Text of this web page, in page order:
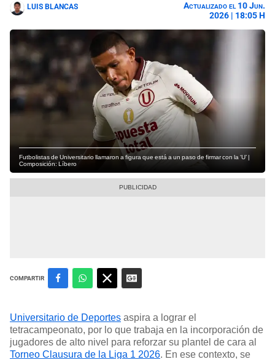
LUIS BLANCAS
Actualizado el 10 Jun.
2026 | 18:05 H
Futbolistas de Universitario llamaron a figura que está a un paso de firmar con la ‘U’ |
Composición: Líbero
COMPARTIR
Universitario de Deportes aspira a lograr el
tetracampeonato, por lo que trabaja en la incorporación de
jugadores de alto nivel para reforzar su plantel de cara al
Torneo Clausura de la Liga 1 2026. En ese contexto, se